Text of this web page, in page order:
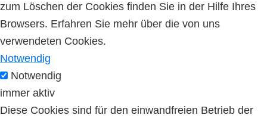
zum Löschen der Cookies finden Sie in der Hilfe Ihres
Browsers. Erfahren Sie mehr über die von uns
verwendeten Cookies.
Notwendig
Notwendig
immer aktiv
Diese Cookies sind für den einwandfreien Betrieb der